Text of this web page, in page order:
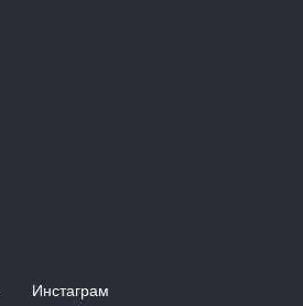
Инстаграм